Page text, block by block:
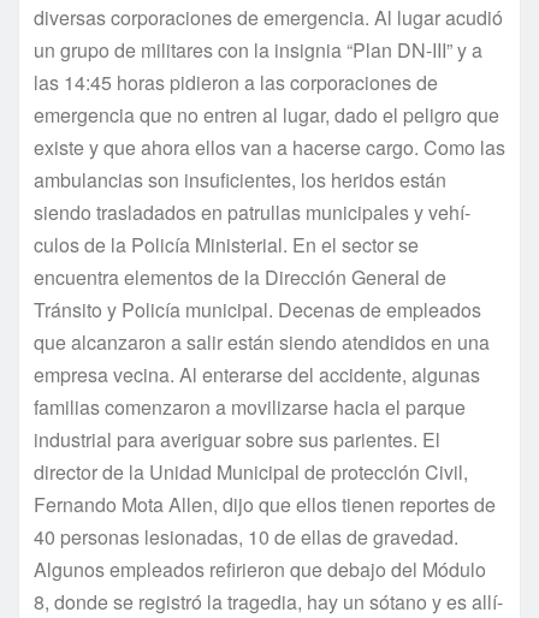
diversas corporaciones de emergencia. Al lugar acudió
un grupo de militares con la insignia “Plan DN-III” y a
las 14:45 horas pidieron a las corporaciones de
emergencia que no entren al lugar, dado el peligro que
existe y que ahora ellos van a hacerse cargo. Como las
ambulancias son insuficientes, los heridos están
siendo trasladados en patrullas municipales y vehí­
culos de la Policí­a Ministerial. En el sector se
encuentra elementos de la Dirección General de
Tránsito y Policí­a municipal. Decenas de empleados
que alcanzaron a salir están siendo atendidos en una
empresa vecina. Al enterarse del accidente, algunas
familias comenzaron a movilizarse hacia el parque
industrial para averiguar sobre sus parientes. El
director de la Unidad Municipal de protección Civil,
Fernando Mota Allen, dijo que ellos tienen reportes de
40 personas lesionadas, 10 de ellas de gravedad.
Algunos empleados refirieron que debajo del Módulo
8, donde se registró la tragedia, hay un sótano y es allí­